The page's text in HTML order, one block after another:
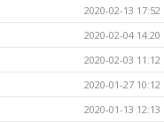
2020-02-13 17:52
2020-02-04 14:20
2020-02-03 11:12
2020-01-27 10:12
2020-01-13 12:13